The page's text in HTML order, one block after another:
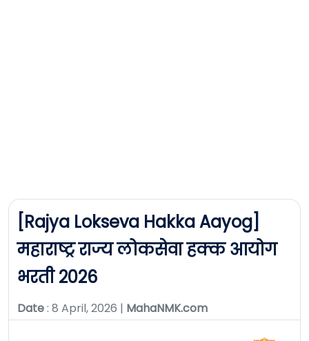
[Rajya Lokseva Hakka Aayog]
महाराष्ट्र राज्य लोकसेवा हक्क आयोग
भरती 2026
Date: 8 April, 2026 | MahaNMK.com